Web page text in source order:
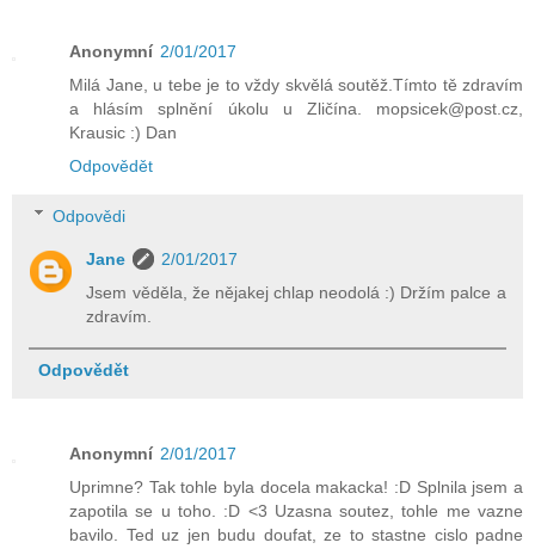
Anonymní 2/01/2017
Milá Jane, u tebe je to vždy skvělá soutěž.Tímto tě zdravím
a hlásím splnění úkolu u Zličína. mopsicek@post.cz,
Krausic :) Dan
Odpovědět
Odpovědi
Jane
2/01/2017
Jsem věděla, že nějakej chlap neodolá :) Držím palce a
zdravím.
Odpovědět
Anonymní 2/01/2017
Uprimne? Tak tohle byla docela makacka! :D Splnila jsem a
zapotila se u toho. :D <3 Uzasna soutez, tohle me vazne
bavilo. Ted uz jen budu doufat, ze to stastne cislo padne